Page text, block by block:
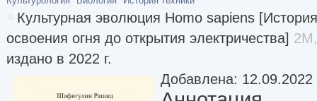
Культурная эволюция Homo sapiens
освоения огня до открытия электричества]
издано в 2022 г.
Добавлена: 12.09.2022